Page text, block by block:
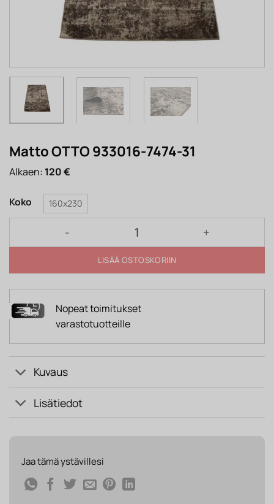
Matto OTTO 933016-7474-31
Alkaen: 120€
Koko 160x230
Matto OTTO 933016-7474-31 määrä
LISÄÄ OSTOSKORIIN
Nopeat toimitukset
varastotuotteille
Kuvaus
Lisätiedot
Jaa tämä ystävillesi